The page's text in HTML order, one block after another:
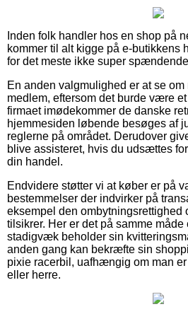
Inden folk handler hos en shop på
kommer til alt kigge på e-butikkens
for det meste ikke super
En anden valgmulighed er at se
medlem, eftersom det burde være
firmaet imødekommer de danske
hjemmesiden løbende besøges af
reglerne på området. Derudover
blive assisteret, hvis du udsættes
din handel.
Endvidere støtter vi at køber er på
bestemmelser der indvirker på
eksempel den ombytningsrettighed
tilsikrer. Her er det på samme måde
stadigvæk beholder sin
anden gang kan bekræfte sin
pixie racerbil, uafhængig om man
eller herre.